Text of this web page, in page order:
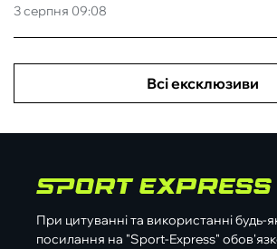
3 серпня 09:08
Всі ексклюзиви
При цитуванні та використанні будь-
посилання на "Sport-Express"